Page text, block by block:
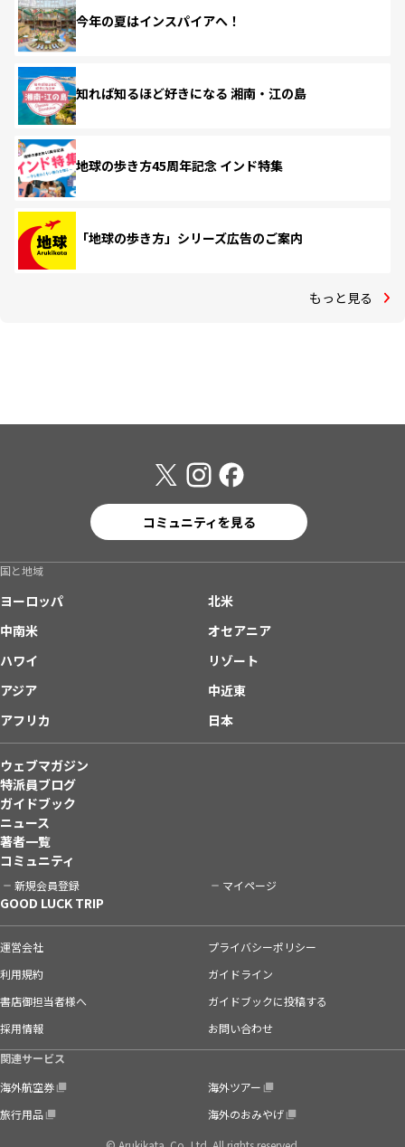
今年の夏はインスパイアへ！
知れば知るほど好きになる 湘南・江の島
地球の歩き方45周年記念 インド特集
「地球の歩き方」シリーズ広告のご案内
もっと見る
コミュニティを見る
国と地域
ヨーロッパ
北米
中南米
オセアニア
ハワイ
リゾート
アジア
中近東
アフリカ
日本
ウェブマガジン
特派員ブログ
ガイドブック
ニュース
著者一覧
コミュニティ
新規会員登録 マイページ
GOOD LUCK TRIP
運営会社
プライバシーポリシー
利用規約
ガイドライン
書店御担当者様へ
ガイドブックに投稿する
採用情報
お問い合わせ
関連サービス
海外航空券
海外ツアー
旅行用品
海外のおみやげ